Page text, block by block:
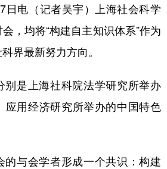
育 健康 图片
政 原创 长三角频道
电（记者吴宇）上海社会科学
，均将“构建自主知识体系”作为
界最新努力方向。
是上海社科院法学研究所举办
应用经济研究所举办的中国特色
与会学者形成一个共识：构建